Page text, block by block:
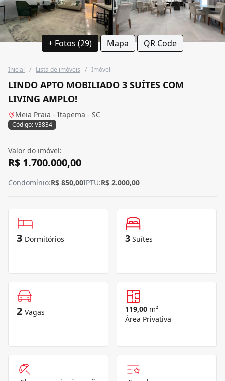
+ Fotos (29) Mapa QR Code
Inicial / Lista de imóveis / Imóvel
LINDO APTO MOBILIADO 3 SUÍTES COM
LIVING AMPLO!
Meia Praia - Itapema - SC
Código: V3834
Valor do imóvel:
R$ 1.700.000,00
Condomínio:R$ 850,00IPTU:R$ 2.000,00
3 Dormitórios 3 Suítes
2 Vagas 119,00 m²
Área Privativa